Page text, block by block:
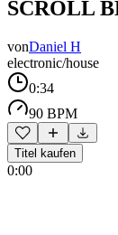
SCROLL
vonDaniel H
electronic/house
0:34
90 BPM
Titel kaufen
0:00